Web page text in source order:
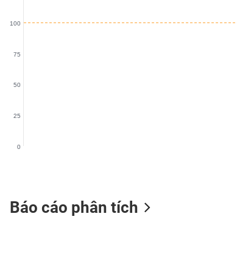
0
50
100
25
75
Báo cáo phân tích
DÙNG